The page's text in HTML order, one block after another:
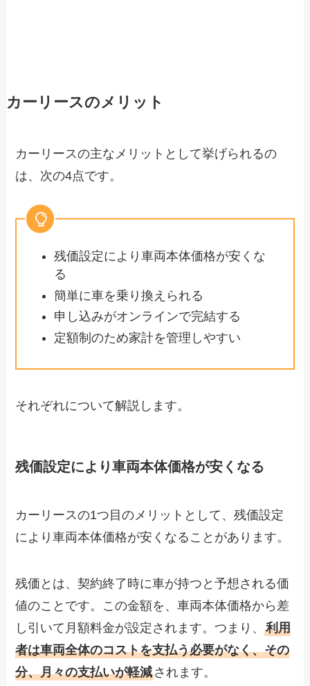
カーリースのメリット
カーリースの主なメリットとして挙げられるの
は、次の4点です。
残価設定により車両本体価格が安くな
る
簡単に車を乗り換えられる
申し込みがオンラインで完結する
定額制のため家計を管理しやすい
それぞれについて解説します。
残価設定により車両本体価格が安くなる
カーリースの1つ目のメリットとして、残価設定
により車両本体価格が安くなることがあります。
残価とは、契約終了時に車が持つと予想される価
値のことです。この金額を、車両本体価格から差
し引いて月額料金が設定されます。つまり、利用
者は車両全体のコストを支払う必要がなく、その
分、月々の支払いが軽減されます。